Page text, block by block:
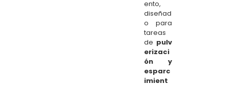
ento,
diseñad
o para
tareas
de pulv
erizaci
ón y
esparc
imient